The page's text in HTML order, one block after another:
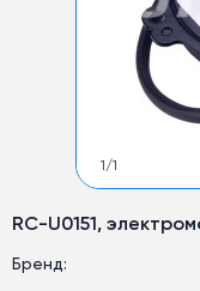
1 /1
RC-U0151,
Бренд: